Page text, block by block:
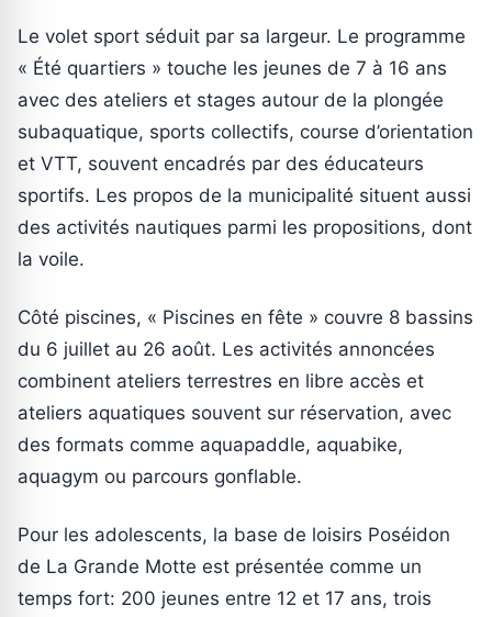
Le volet sport séduit par sa largeur. Le programme
« Été quartiers » touche les jeunes de 7 à 16 ans
avec des ateliers et stages autour de la plongée
subaquatique, sports collectifs, course d’orientation
et VTT, souvent encadrés par des éducateurs
sportifs. Les propos de la municipalité situent aussi
des activités nautiques parmi les propositions, dont
la voile.
Côté piscines, « Piscines en fête » couvre 8 bassins
du 6 juillet au 26 août. Les activités annoncées
combinent ateliers terrestres en libre accès et
ateliers aquatiques souvent sur réservation, avec
des formats comme aquapaddle, aquabike,
aquagym ou parcours gonflable.
Pour les adolescents, la base de loisirs Poséidon
de La Grande Motte est présentée comme un
temps fort: 200 jeunes entre 12 et 17 ans, trois